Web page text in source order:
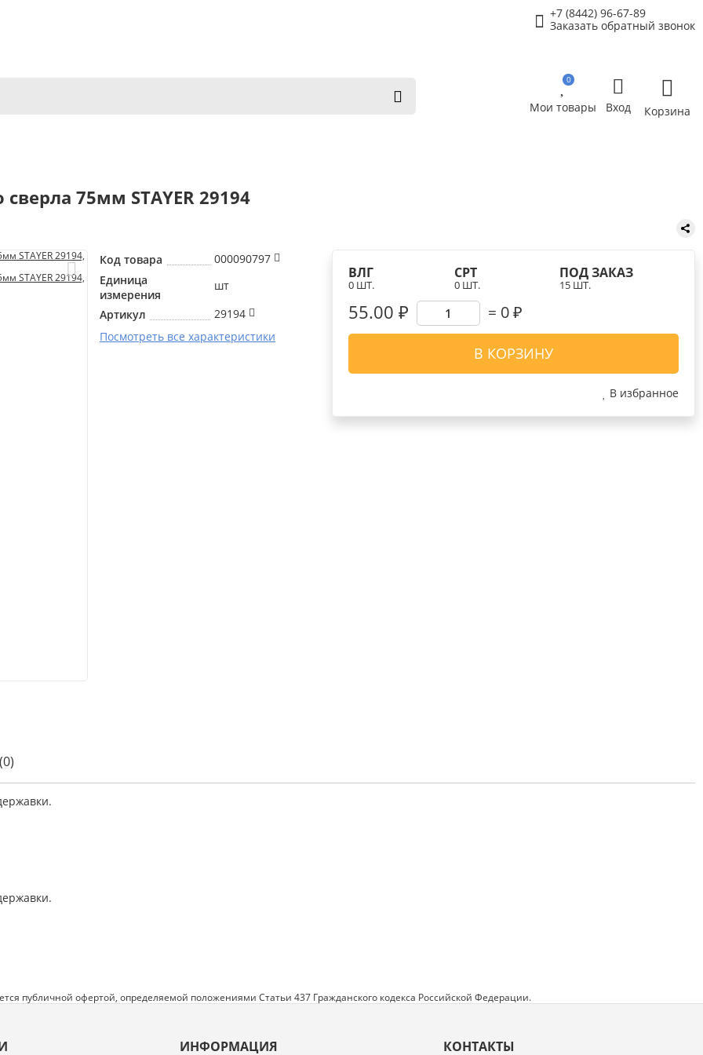
+7 (8442) 96-67-89
Заказать обратный звонок
0
Мои товары Вход Корзина
75мм STAYER 29194
Код товара
000090797
Единица
измерения
шт
Артикул
29194
Посмотреть все характеристики
ВЛГ
0 ШТ.
СРТ
0 ШТ.
ПОД ЗАКАЗ
15 ШТ.
55.00 ₽ 0₽
В КОРЗИНУ
В избранное
публичной офертой, определяемой положениями Статьи 437 Гражданского кодекса Российской Федерации.
ИНФОРМАЦИЯ КОНТАКТЫ